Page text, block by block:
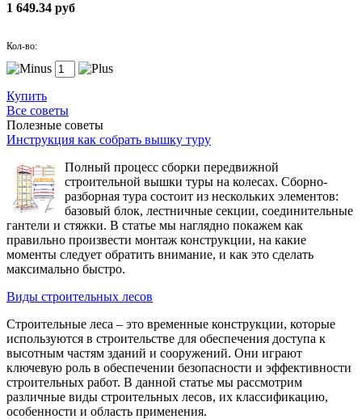
1 649.34 руб
Кол-во:
Купить
Все советы
Полезные советы
Инструкция как собрать вышку туру
Полный процесс сборки передвижной
строительной вышки туры на колесах. Сборно-
разборная тура состоит из нескольких элементов:
базовый блок, лестничные секции, соединительные
гантели и стяжки. В статье мы наглядно покажем как
правильно произвести монтаж конструкции, на какие
моменты следует обратить внимание, и как это сделать
максимально быстро.
Виды строительных лесов
Строительные леса – это временные конструкции, которые
используются в строительстве для обеспечения доступа к
высотным частям зданий и сооружений. Они играют
ключевую роль в обеспечении безопасности и эффективности
строительных работ. В данной статье мы рассмотрим
различные виды строительных лесов, их классификацию,
особенности и область применения.